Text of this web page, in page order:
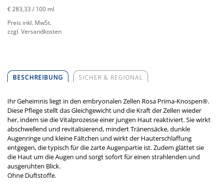
€ 283,33 / 100 ml
Preis inkl. MwSt.
zzgl. Versandkosten
BESCHREIBUNG SICHER & REGIONAL
Ihr Geheimnis liegt in den embryonalen Zellen Rosa Prima-Knospen®.
Diese Pflege stellt das Gleichgewicht und die Kraft der Zellen wieder
her, indem sie die Vitalprozesse einer jungen Haut reaktiviert. Sie wirkt
abschwellend und revitalisierend, mindert Tränensäcke, dunkle
Augenringe und kleine Fältchen und wirkt der Hauterschlaffung
entgegen, die typisch für die zarte Augenpartie ist. Zudem glättet sie
die Haut um die Augen und sorgt sofort für einen strahlenden und
ausgeruhten Blick.
Ohne Duftstoffe.